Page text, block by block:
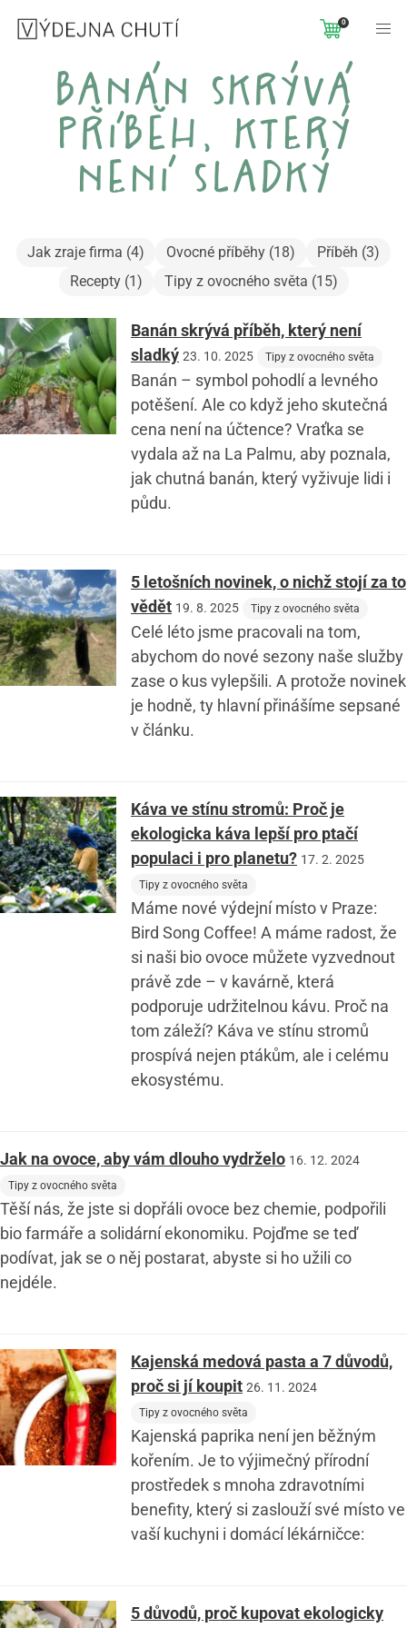
0
banán skrývá
příběh, který
není sladký
Jak zraje firma (4) Ovocné příběhy (18)
Příběh (3)
Recepty (1)
Tipy z ovocného světa (15)
Banán skrývá příběh, který není
sladký 23. 10. 2025 Tipy z ovocného světa
Banán – symbol pohodlí a levného
potěšení. Ale co když jeho skutečná
cena není na účtence? Vraťka se
vydala až na La Palmu, aby poznala,
jak chutná banán, který vyživuje lidi i
půdu.
5 letošních novinek, o nichž stojí za to
vědět 19. 8. 2025 Tipy z ovocného světa
Celé léto jsme pracovali na tom,
abychom do nové sezony naše služby
zase o kus vylepšili. A protože novinek
je hodně, ty hlavní přinášíme sepsané
v článku.
Káva ve stínu stromů: Proč je
ekologicka káva lepší pro ptačí
populaci i pro planetu? 17. 2. 2025
Tipy z ovocného světa
Máme nové výdejní místo v Praze:
Bird Song Coffee! A máme radost, že
si naši bio ovoce můžete vyzvednout
právě zde – v kavárně, která
podporuje udržitelnou kávu. Proč na
tom záleží? Káva ve stínu stromů
prospívá nejen ptákům, ale i celému
ekosystému.
Jak na ovoce, aby vám dlouho vydrželo 16. 12. 2024
Tipy z ovocného světa
Těší nás, že jste si dopřáli ovoce bez chemie, podpořili
bio farmáře a solidární ekonomiku. Pojďme se teď
podívat, jak se o něj postarat, abyste si ho užili co
nejdéle.
Kajenská medová pasta a 7 důvodů,
proč si jí koupit 26. 11. 2024
Tipy z ovocného světa
Kajenská paprika není jen běžným
kořením. Je to výjimečný přírodní
prostředek s mnoha zdravotními
benefity, který si zaslouží své místo ve
vaší kuchyni i domácí lékárničce:
5 důvodů, proč kupovat ekologicky